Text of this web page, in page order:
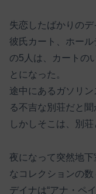
失恋したばかりの
彼氏カート、ホー
の5人は、カートの
とになった。
途中にあるガソリ
る不吉な別荘だと
しかしそこは、別
夜になって突然地
なコレクションの数
デイナは“アナ・ペ